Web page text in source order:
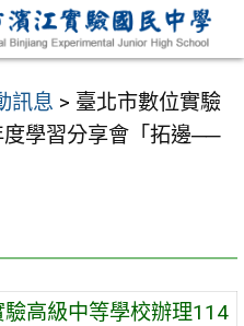
訊息 > 臺北市數位實驗
學習分享會「拓邊──
高級中等學校辦理114